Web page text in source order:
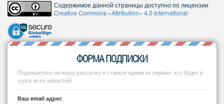
Содержимое данной страницы доступно по лицензии
Creative Commons «Attribution» 4.0 International
ФОРМА ПОДПИСКИ
Подпишитесь на нашу рассылку и станьте одним из первых, кто будет в
курсе всех новостей!
Ваш email адрес